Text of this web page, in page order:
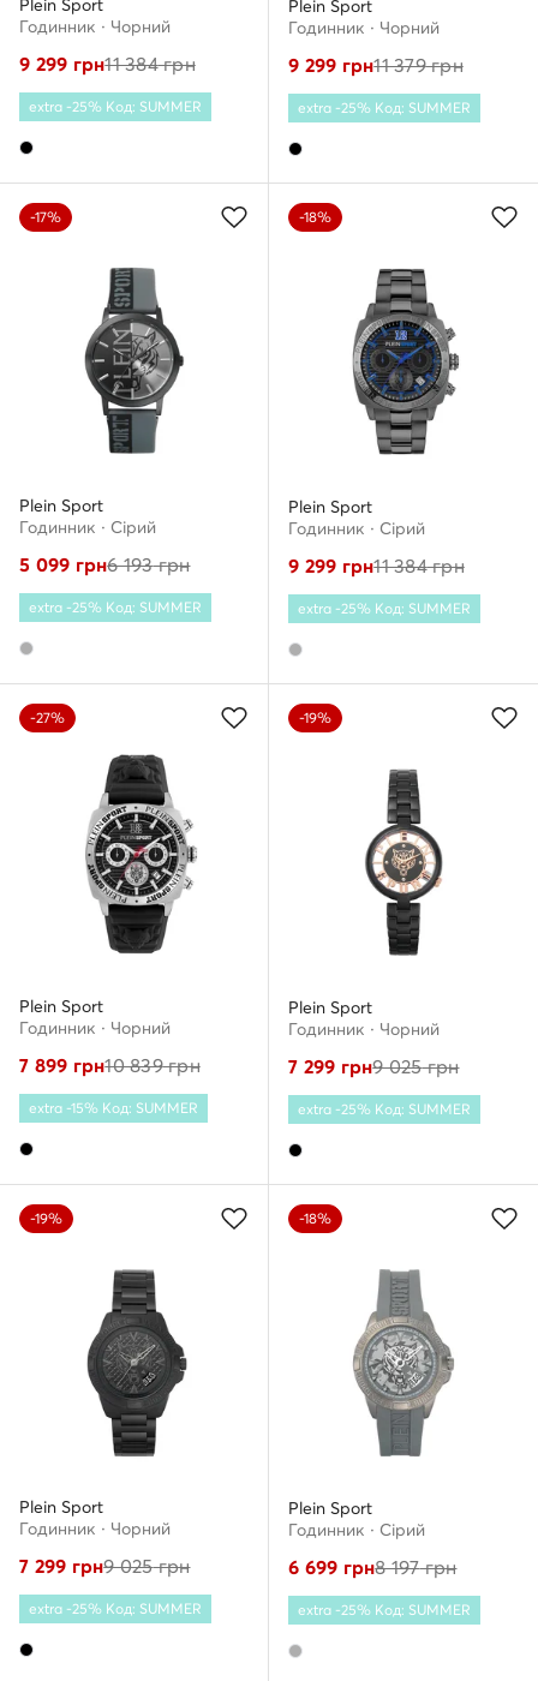
Plein Sport
Годинник · Чорний
9 299 грн11 384грн
extra -25% Код: SUMMER
Plein Sport
Годинник · Чорний
9 299 грн11 379грн
extra -25% Код: SUMMER
-17%
Plein Sport
Годинник · Сірий
5 099 грн6 193грн
extra -25% Код: SUMMER
-18%
Plein Sport
Годинник · Сірий
9 299 грн11 384грн
extra -25% Код: SUMMER
-27%
Plein Sport
Годинник · Чорний
7 899 грн10 839грн
extra -15% Код: SUMMER
-19%
Plein Sport
Годинник · Чорний
7 299 грн9 025грн
extra -25% Код: SUMMER
-19%
Plein Sport
Годинник · Чорний
7 299 грн9 025грн
extra -25% Код: SUMMER
-18%
Plein Sport
Годинник · Сірий
6 699 грн8 197грн
extra -25% Код: SUMMER